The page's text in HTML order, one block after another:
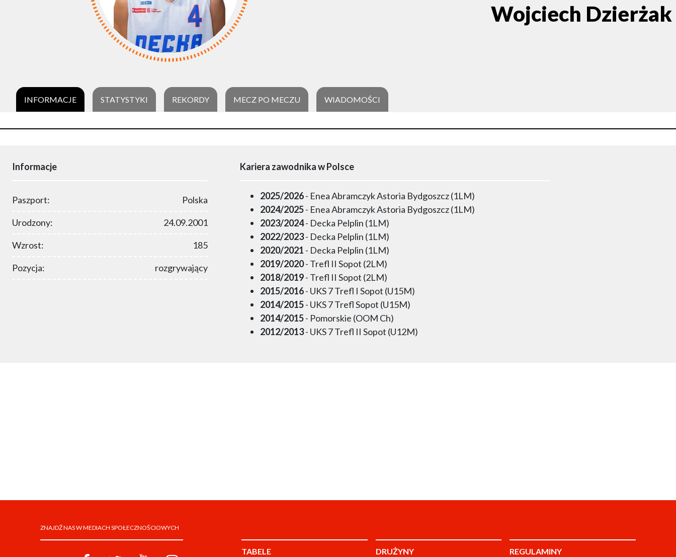
Wojciech Dzierżak
INFORMACJE STATYSTYKI REKORDY MECZ PO MECZU WIADOMOŚCI
Informacje
Paszport: Polska
Urodzony: 24.09.2001
Wzrost: 185
Pozycja: rozgrywający
Kariera zawodnika w Polsce
2025/2026- Enea Abramczyk Astoria Bydgoszcz (1LM)
2024/2025- Enea Abramczyk Astoria Bydgoszcz (1LM)
2023/2024- Decka Pelplin (1LM)
2022/2023- Decka Pelplin (1LM)
2020/2021 - Decka Pelplin (1LM)
2019/2020- Trefl II Sopot (2LM)
2018/2019- Trefl II Sopot (2LM)
2015/2016- UKS 7 Trefl I Sopot (U15M)
2014/2015- UKS 7 Trefl Sopot (U15M)
2014/2015- Pomorskie (OOM Ch)
2012/2013- UKS 7 Trefl II Sopot (U12M)
ZNAJDŹ NAS W MEDIACH SPOŁECZNOŚCIOWYCH
TABELE DRUŻYNY REGULAMINY